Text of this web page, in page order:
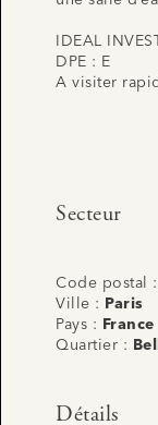
IDEAL
DPE : E
A visiter
Secteur
Code postal :
Ville :
Paris
Pays :
France
Quartier :
Détails